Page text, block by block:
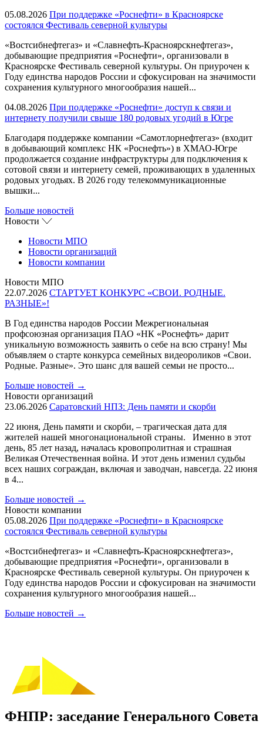
05.08.2026 При поддержке «Роснефти» в Красноярске
состоялся Фестиваль северной культуры
«Востсибнефтегаз» и «Славнефть-Красноярскнефтегаз»,
добывающие предприятия «Роснефти», организовали в
Красноярске Фестиваль северной культуры. Он приурочен к
Году единства народов России и сфокусирован на значимости
сохранения культурного многообразия нашей...
04.08.2026 При поддержке «Роснефти» доступ к связи и
интернету получили свыше 180 родовых угодий в Югре
Благодаря поддержке компании «Самотлорнефтегаз» (входит
в добывающий комплекс НК «Роснефть») в ХМАО-Югре
продолжается создание инфраструктуры для подключения к
сотовой связи и интернету семей, проживающих в удаленных
родовых угодьях. В 2026 году телекоммуникационные
вышки...
Больше новостей
Новости
Новости МПО
Новости организаций
Новости компании
Новости МПО
22.07.2026 СТАРТУЕТ КОНКУРС «СВОИ. РОДНЫЕ.
РАЗНЫЕ»!
В Год единства народов России Межрегиональная
профсоюзная организация ПАО «НК «Роснефть» дарит
уникальную возможность заявить о себе на всю страну! Мы
объявляем о старте конкурса семейных видеороликов «Свои.
Родные. Разные». Это шанс для вашей семьи не просто...
Больше новостей →
Новости организаций
23.06.2026 Саратовский НПЗ: День памяти и скорби
22 июня, День памяти и скорби, – трагическая дата для
жителей нашей многонациональной страны. Именно в этот
день, 85 лет назад, началась кровопролитная и страшная
Великая Отечественная война. И этот день изменил судьбы
всех наших сограждан, включая и заводчан, навсегда. 22 июня
в 4...
Больше новостей →
Новости компании
05.08.2026 При поддержке «Роснефти» в Красноярске
состоялся Фестиваль северной культуры
«Востсибнефтегаз» и «Славнефть-Красноярскнефтегаз»,
добывающие предприятия «Роснефти», организовали в
Красноярске Фестиваль северной культуры. Он приурочен к
Году единства народов России и сфокусирован на значимости
сохранения культурного многообразия нашей...
Больше новостей →
ФНПР: заседание Генерального Совета